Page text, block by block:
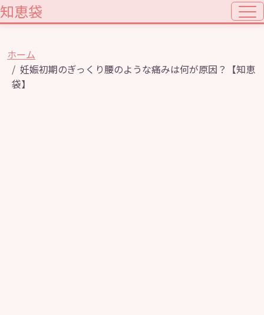
知恵袋
ホーム
妊娠初期のぎっくり腰のような痛みは何が原因？【知恵
袋】